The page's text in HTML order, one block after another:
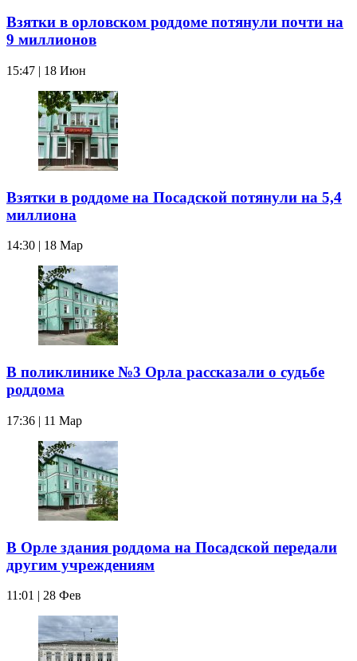
Взятки в орловском роддоме потянули почти на
9 миллионов
15:47 | 18 Июн
Взятки в роддоме на Посадской потянули на 5,4
миллиона
14:30 | 18 Мар
В поликлинике №3 Орла рассказали о судьбе
роддома
17:36 | 11 Мар
В Орле здания роддома на Посадской передали
другим учреждениям
11:01 | 28 Фев